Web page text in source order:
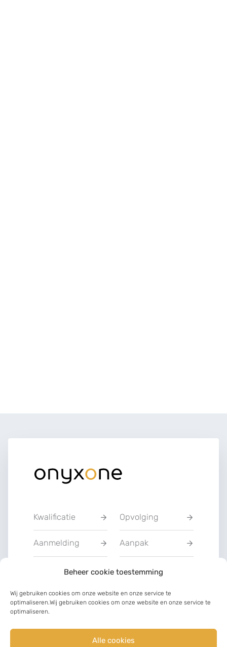
Beheer cookie toestemming
Wij gebruiken cookies om onze website en onze service te
optimaliseren.Wij gebruiken cookies om onze website en onze service te
optimaliseren.
Alle cookies
Kwalificatie Opvolging
Aanmelding Aanpak
Privacyverklarin
Communicatie